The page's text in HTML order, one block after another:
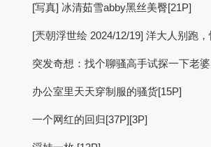
[写真] 冰清茹雪abby黑丝美臀[21P]
[兲朝浮世绘 2024/12/19] 洋大人别跑
突发奇想：找个聊骚高手试探一下老婆
办公室里天天穿制服的骚货[15P]
一个网红的回归[37P][3P]